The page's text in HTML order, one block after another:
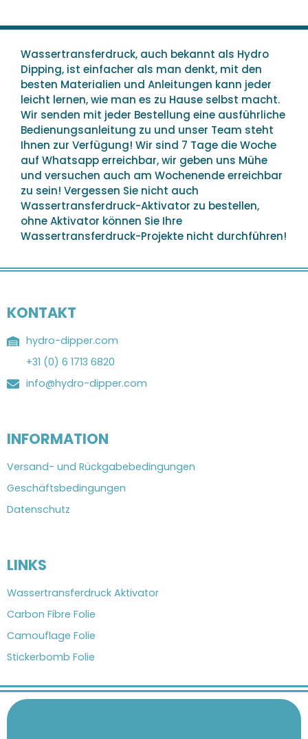
Wassertransferdruck, auch bekannt als Hydro
Dipping, ist einfacher als man denkt, mit den
besten Materialien und Anleitungen kann jeder
leicht lernen, wie man es zu Hause selbst macht.
Wir senden mit jeder Bestellung eine ausführliche
Bedienungsanleitung zu und unser Team steht
Ihnen zur Verfügung! Wir sind 7 Tage die Woche
auf Whatsapp erreichbar, wir geben uns Mühe
und versuchen auch am Wochenende erreichbar
zu sein! Vergessen Sie nicht auch
Wassertransferdruck-Aktivator zu bestellen,
ohne Aktivator können Sie Ihre
Wassertransferdruck-Projekte nicht durchführen!
KONTAKT
hydro-dipper.com
+31 (0) 6 1713 6820
info@hydro-dipper.com
INFORMATION
Versand- und Rückgabebedingungen
Geschäftsbedingungen
Datenschutz
LINKS
Wassertransferdruck Aktivator
Carbon Fibre Folie
Camouflage Folie
Stickerbomb Folie